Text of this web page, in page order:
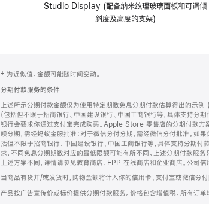
Studio Display (配备纳米纹理玻璃面板和可调倾
斜度及高度的支架)
页
脚
注
‡ 为近似值。金额可能随时间变动。
分期付款服务的条件
上述所示分期付款金额仅为使用特定期数免息分期付款估算得出的示
(包括但不限于招商银行、中国建设银行、中国工商银行等，具体支持
银行会要求你通过支付宝完成购买。Apple Store 零售店的分期付款
呗分期，需经蚂蚁金服批准；对于微信分付分期，需经微信分付批准。
括但不限于招商银行、中国建设银行、中国工商银行等，具体支持分期
求，不同免息分期期数对应的最低限额可能有所不同。上述分期付款
上述方案不同，详情请参见教育商店、EPP 在线商店和企业商店。公
当商品有货并/或发货时，购物金额将计入你的信用卡、支付宝或微信分
产品按广告宣传价或标价提供分期付款服务。价格包含增值税。所有订单